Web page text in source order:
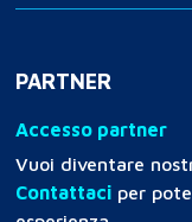
PARTNER
Accesso partner
Vuoi diventare
Contattaciper